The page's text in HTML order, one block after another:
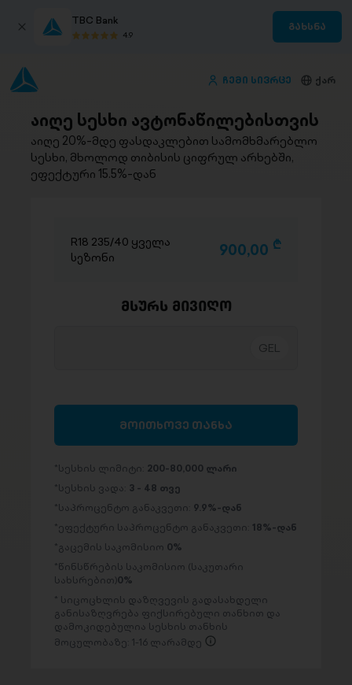
TBC Bank
4.9
გახსნა
ჩემი სივრცე ქარ
აიღე სესხი ავტონაწილებისთვის
აიღე 20%-მდე ფასდაკლებით სამომხმარებლო
სესხი, მხოლოდ თიბისის ციფრულ არხებში,
ეფექტური 15.5%-დან
R18 235/40 ყველა
სეზონი
900,00 D
მსურს მივიღო
მოითხოვე თანხა
სესხის ლიმიტი: 200-80,000 ლარი
სესხის ვადა: 3 - 48 თვე
საპროცენტო განაკვეთი: 9.9%-დან
ეფექტური საპროცენტო განაკვეთი: 18%-დან
გაცემის საკომისიო 0%
წინსწრების საკომისიო (საკუთარი
სახსრებით)0%
სიცოცხლის დაზღვევის გადასახდელი
განისაზღვრება ფიქსირებული თანხით და
დამოკიდებულია სესხის თანხის
მოცულობაზე: 1-16 ლარამდე